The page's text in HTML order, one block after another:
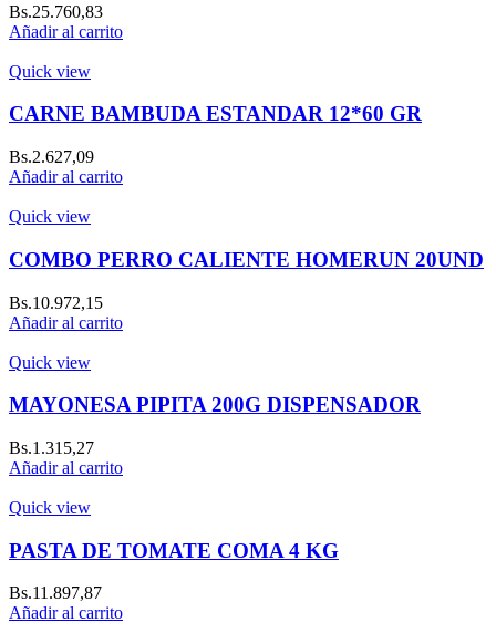
Bs.25.760,83
Añadir al carrito
Quick view
CARNE BAMBUDA ESTANDAR 12*60 GR
Bs.2.627,09
Añadir al carrito
Quick view
COMBO PERRO CALIENTE HOMERUN 20UND
Bs.10.972,15
Añadir al carrito
Quick view
MAYONESA PIPITA 200G DISPENSADOR
Bs.1.315,27
Añadir al carrito
Quick view
PASTA DE TOMATE COMA 4 KG
Bs.11.897,87
Añadir al carrito